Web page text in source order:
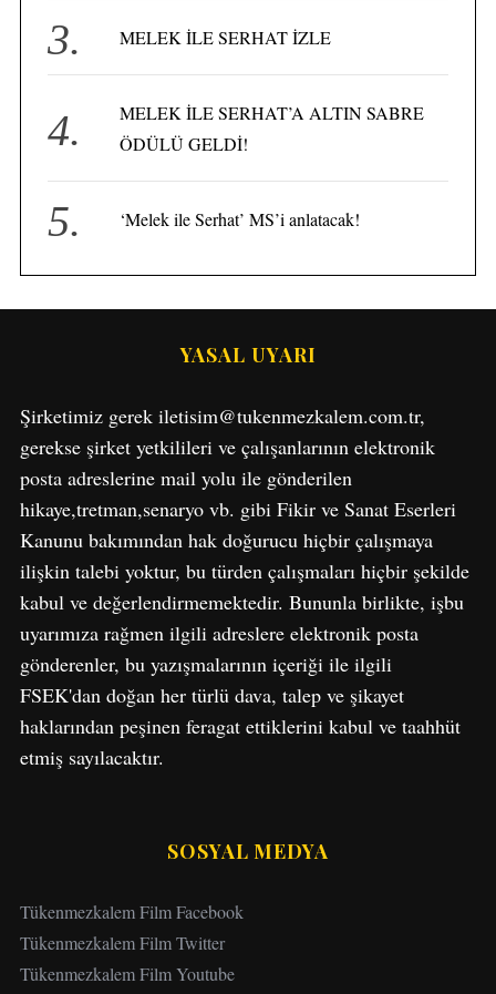
MELEK İLE SERHAT İZLE
MELEK İLE SERHAT’A ALTIN SABRE
ÖDÜLÜ GELDİ!
‘Melek ile Serhat’ MS’i anlatacak!
YASAL UYARI
Şirketimiz gerek iletisim@tukenmezkalem.com.tr,
gerekse şirket yetkilileri ve çalışanlarının elektronik
posta adreslerine mail yolu ile gönderilen
hikaye,tretman,senaryo vb. gibi Fikir ve Sanat Eserleri
Kanunu bakımından hak doğurucu hiçbir çalışmaya
ilişkin talebi yoktur, bu türden çalışmaları hiçbir şekilde
kabul ve değerlendirmemektedir. Bununla birlikte, işbu
uyarımıza rağmen ilgili adreslere elektronik posta
gönderenler, bu yazışmalarının içeriği ile ilgili
FSEK'dan doğan her türlü dava, talep ve şikayet
haklarından peşinen feragat ettiklerini kabul ve taahhüt
etmiş sayılacaktır.
SOSYAL MEDYA
Tükenmezkalem Film Facebook
Tükenmezkalem Film Twitter
Tükenmezkalem Film Youtube
r
h
f
o
r